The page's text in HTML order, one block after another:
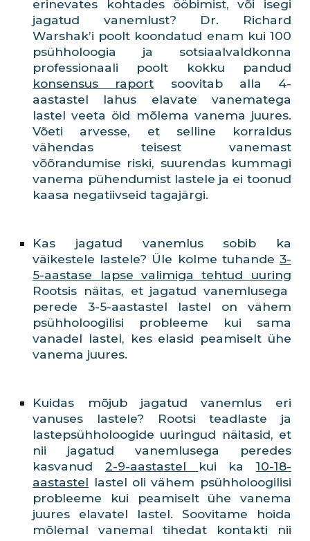
erinevates kohtades ööbimist, või isegi
jagatud vanemlust? Dr. Richard
Warshak’i poolt koondatud enam kui 100
psühholoogia ja sotsiaalvaldkonna
professionaali poolt kokku pandud
konsensus raport soovitab alla 4-
aastastel lahus elavate vanematega
lastel veeta öid mõlema vanema juures.
Võeti arvesse, et selline korraldus
vähendas teisest vanemast
võõrandumise riski, suurendas kummagi
vanema pühendumist lastele ja ei toonud
kaasa negatiivseid tagajärgi.
Kas jagatud vanemlus sobib ka
väikestele lastele? Üle kolme tuhande 3-
5-aastase lapse valimiga tehtud uuring
Rootsis näitas, et jagatud vanemlusega
perede 3-5-aastastel lastel on vähem
psühholoogilisi probleeme kui sama
vanadel lastel, kes elasid peamiselt ühe
vanema juures.
Kuidas mõjub jagatud vanemlus eri
vanuses lastele? Rootsi teadlaste ja
lastepsühholoogide uuringud näitasid, et
nii jagatud vanemlusega peredes
kasvanud 2-9-aastastel kui ka 10-18-
aastastel lastel oli vähem psühholoogilisi
probleeme kui peamiselt ühe vanema
juures elavatel lastel. Soovitame hoida
mõlemal vanemal tihedat kontakti nii